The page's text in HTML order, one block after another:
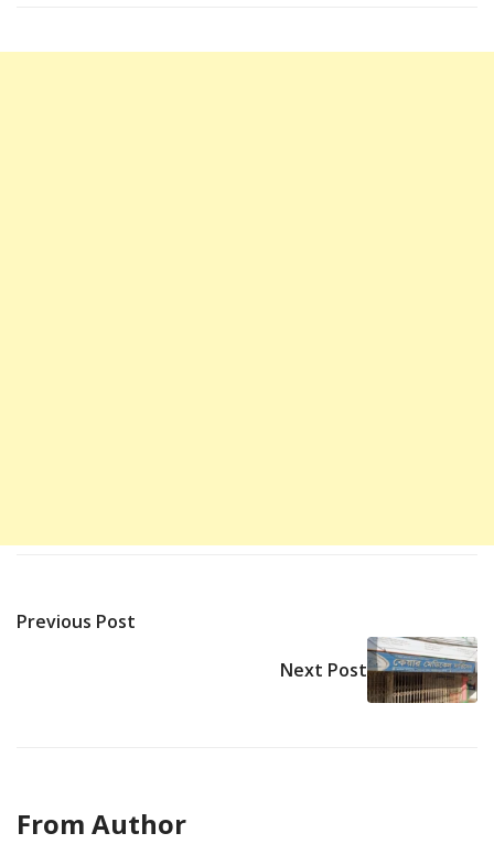
Previous Post
Next Post
From Author